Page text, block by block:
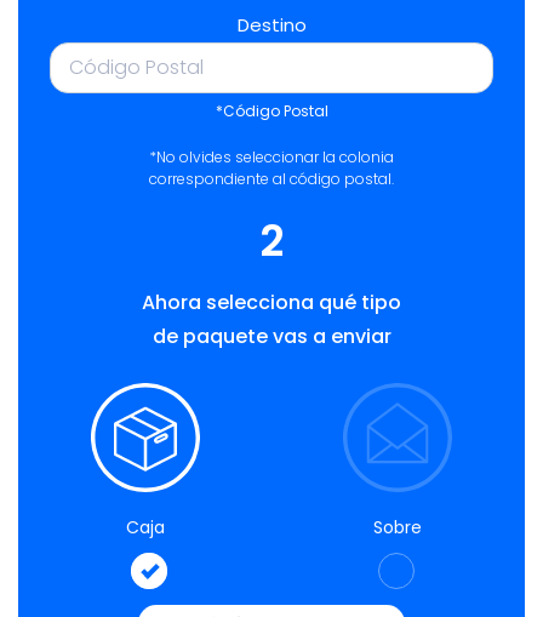
Destino
*Código Postal
*No olvides seleccionar la colonia
correspondiente al código postal.
2
Ahora selecciona qué tipo
de paquete vas a enviar
Caja Sobre